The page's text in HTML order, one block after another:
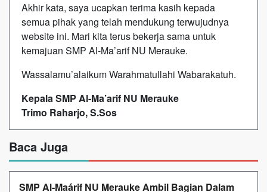
Akhir kata, saya ucapkan terima kasih kepada
semua pihak yang telah mendukung terwujudnya
website ini. Mari kita terus bekerja sama untuk
kemajuan SMP Al-Ma’arif NU Merauke.
Wassalamu’alaikum Warahmatullahi Wabarakatuh.
Kepala SMP Al-Ma’arif NU Merauke
Trimo Raharjo, S.Sos
Baca Juga
SMP Al-Maárif NU Merauke Ambil Bagian Dalam